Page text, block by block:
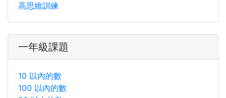
高思維訓練
一年級課題
10 以內的數
100 以內的數